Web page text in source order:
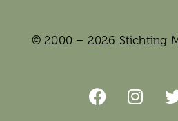
© 2000 – 2026 Stichting